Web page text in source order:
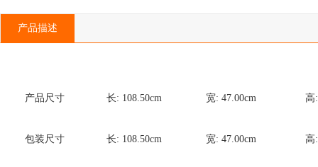
产品描述
产品尺寸 长: 108.50cm 宽: 47.00cm
包装尺寸 长: 108.50cm 宽: 47.00cm